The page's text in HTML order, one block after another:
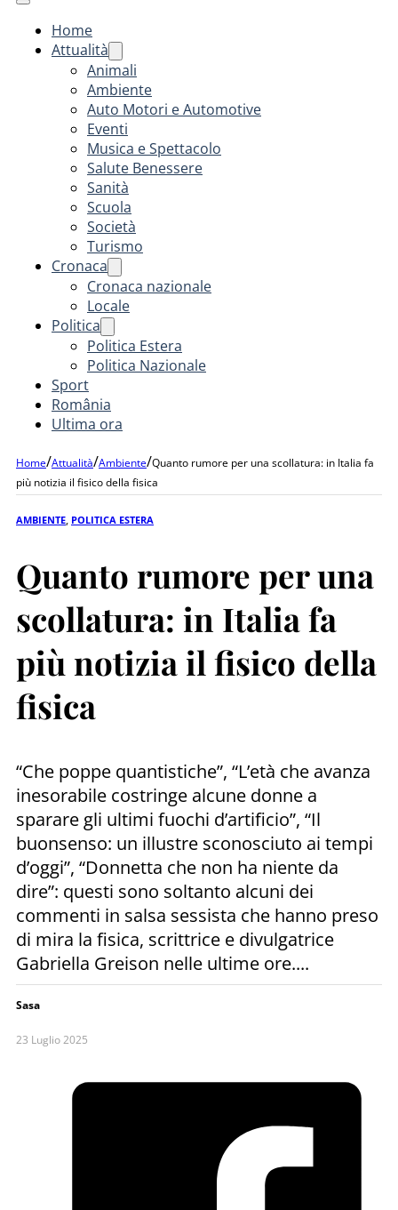
Home
Attualità
Animali
Ambiente
Auto Motori e Automotive
Eventi
Musica e Spettacolo
Salute Benessere
Sanità
Scuola
Società
Turismo
Cronaca
Cronaca nazionale
Locale
Politica
Politica Estera
Politica Nazionale
Sport
România
Ultima ora
Home/Attualità/Ambiente/Quanto rumore per una scollatura: in Italia fa
più notizia il fisico della fisica
AMBIENTE POLITICA ESTERA
Quanto rumore per una
scollatura: in Italia fa
più notizia il fisico della
fisica
“Che poppe quantistiche”, “L’età che avanza
inesorabile costringe alcune donne a
sparare gli ultimi fuochi d’artificio”, “Il
buonsenso: un illustre sconosciuto ai tempi
d’oggi”, “Donnetta che non ha niente da
dire”: questi sono soltanto alcuni dei
commenti in salsa sessista che hanno preso
di mira la fisica, scrittrice e divulgatrice
Gabriella Greison nelle ultime ore....
Sasa
23 Luglio 2025